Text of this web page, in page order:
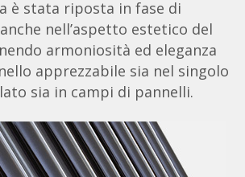
è stata riposta in fase di
nell’aspetto estetico del
armoniosità ed eleganza
apprezzabile sia nel singolo
sia in campi di pannelli.